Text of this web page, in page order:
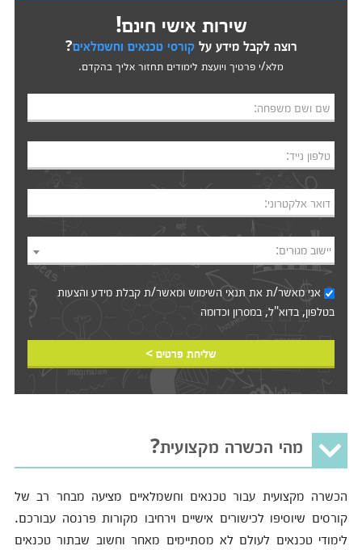
שירות אישי חינם!
רוצה לקבל מידע עלקורסי טכנאים וחשמלאים?
מלא/י פרטיך ויועצת לימודים תחזור אליך בהקדם.
שם ושם משפחה:
טלפון נייד:
דואר אלקטרוני:
יישוב מגורים:
אני מאשר/ת אתתנאי השימושומאשר/ת קבלת מידע והצעות
בטלפון, בדוא"ל, במסרון וכדומה‎‎
שליחת פרטים >
מהי הכשרה מקצועית?
הכשרה מקצועית עבור טכנאים וחשמלאיים מציעה מבחר רב של
קורסים שיוסיפו לכישורים אישיים וירחיבו מקורות פרנסה עבורכם.
לימודי טכנאים לעולם לא מסתיימים מאחר וחשוב שבתור טכנאים